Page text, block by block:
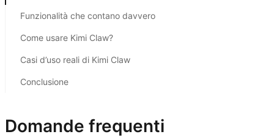
Funzionalità che contano davvero
Come usare Kimi Claw?
Casi d’uso reali di Kimi Claw
Conclusione
Domande frequenti